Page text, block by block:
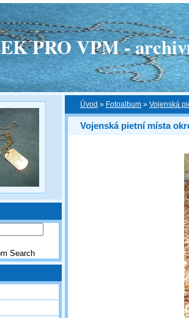
PRO VPM -
Úvod » Fotoalbum » Vojenská
Vojenská pietní místa